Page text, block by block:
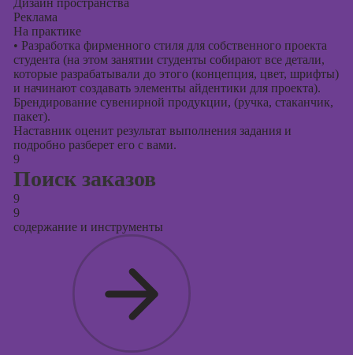
Дизайн пространства
Реклама
На практике
• Разработка фирменного стиля для собственного проекта
студента (на этом занятии студенты собирают все детали,
которые разрабатывали до этого (концепция, цвет, шрифты)
и начинают создавать элементы айдентики для проекта).
Брендирование сувенирной продукции, (ручка, стаканчик,
пакет).
Наставник оценит результат выполнения задания и
подробно разберет его с вами.
9
Поиск заказов
9
9
содержание и инструменты